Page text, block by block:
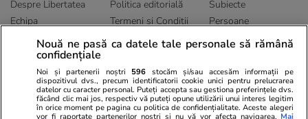
Despre Libertatea
Echipa
Publicitate
Politica de
Politica editorială
Termeni și Conditii
Abonamente
Subiecte
Persoane
Sitemap
Ringier România
Nouă ne pasă ca datele tale personale să rămână
confidențiale
Noi și partenerii noștri 596 stocăm și/sau accesăm informații pe
dispozitivul dvs., precum identificatorii cookie unici pentru prelucrarea
datelor cu caracter personal. Puteți accepta sau gestiona preferințele dvs.
făcând clic mai jos, respectiv vă puteți opune utilizării unui interes legitim
în orice moment pe pagina cu politica de confidențialitate. Aceste alegeri
vor fi raportate partenerilor noștri și nu vă vor afecta navigarea. Mai